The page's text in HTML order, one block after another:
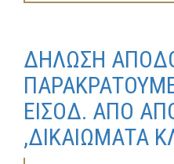
ΔΗΛΩΣΗ
ΕΙΣΟΔ. ΑΠΟ
,ΔΙΚΑΙΩΜΑΤΑ